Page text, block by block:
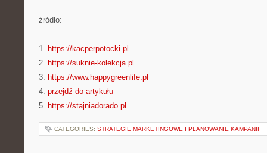
źródło:
———————————
1. https://kacperpotocki.pl
2. https://suknie-kolekcja.pl
3. https://www.happygreenlife.pl
4. przejdź do artykułu
5. https://stajniadorado.pl
CATEGORIES: STRATEGIE MARKETINGOWE I PLANOWANIE KAMPANII